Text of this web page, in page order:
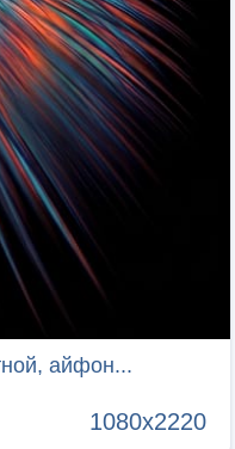
айфон...
1080x2220